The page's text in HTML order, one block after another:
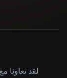
لقد تعاونا